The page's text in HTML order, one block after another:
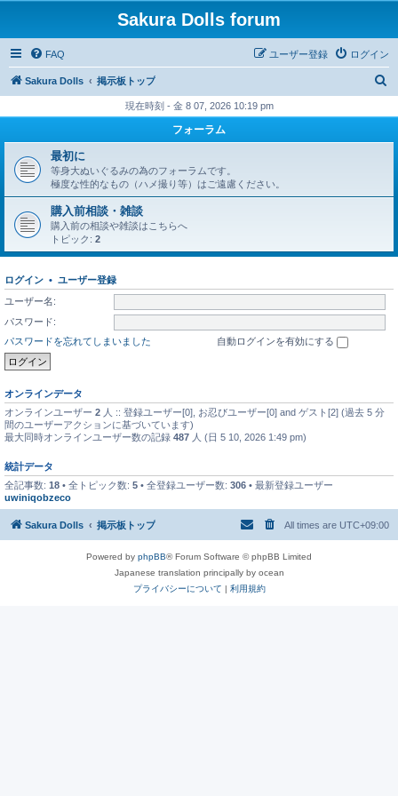
Sakura Dolls forum
FAQ ログイン
ユーザー登録
Sakura Dolls 掲示板トップ
現在時刻 - 金 8 07, 2026 10:19 pm
フォーラム
最初に
等身大ぬいぐるみの為のフォーラムです。
極度な性的なもの（ハメ撮り等）はご遠慮ください。
購入前相談・雑談
購入前の相談や雑談はこちらへ
トピック: 2
ログイン • ユーザー登録
ユーザー名:
パスワード:
パスワードを忘れてしまいました
自動ログインを有効にする
オンラインデータ
オンラインユーザー 2 人 :: 登録ユーザー[0], お忍びユーザー[0] and ゲスト[2] (過去 5 分
間のユーザーアクションに基づいています)
最大同時オンラインユーザー数の記録 487 人 (日 5 10, 2026 1:49 pm)
統計データ
全記事数: 18 • 全トピック数: 5 • 全登録ユーザー数: 306 • 最新登録ユーザー
uwiniqobzeco
Sakura Dolls 掲示板トップ All times are UTC+09:00
Powered by phpBB® Forum Software © phpBB Limited
Japanese translation principally by ocean
プライバシーについて | 利用規約